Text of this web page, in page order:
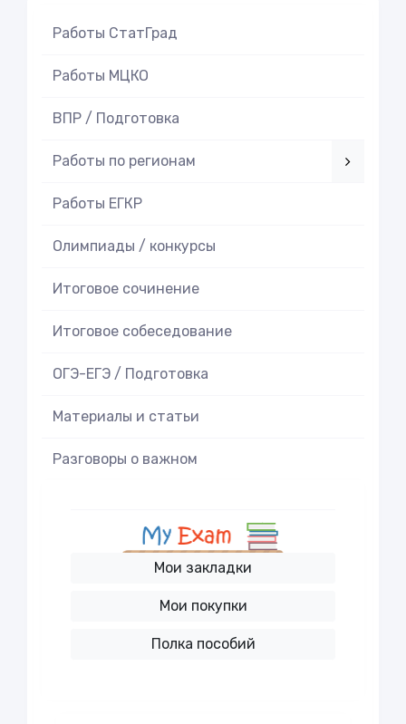
Работы СтатГрад
Работы МЦКО
ВПР / Подготовка
Работы по регионам
Работы ЕГКР
Олимпиады / конкурсы
Итоговое cочинение
Итоговое cобеседование
ОГЭ-ЕГЭ / Подготовка
Материалы и статьи
Разговоры о важном
Мои закладки
Мои покупки
Полка пособий